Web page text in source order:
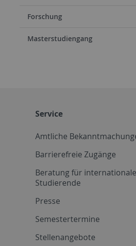
Forschung
Masterstudiengang
Service
Amtliche
Barrierefreie Zugänge
Beratung für internationale
Studierende
Presse
Semestertermine
Stellenangebote